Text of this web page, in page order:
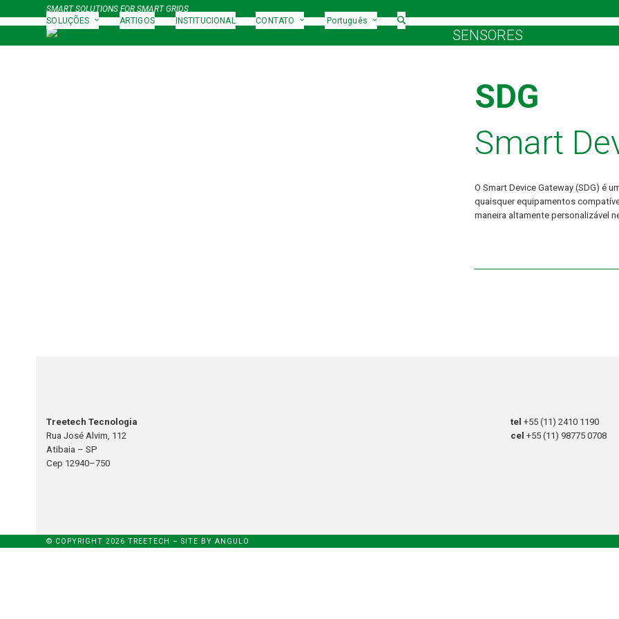
to
SMART SOLUTIONS FOR SMART GRIDS
SOLUÇÕES
ARTIGOS INSTITUCIONAL CONTATO Português
SENSORES
SDG
Smart
O Smart Device Gateway (SDG) é
quaisquer equipamentos
maneira altamente personalizável
Treetech Tecnologia
Rua José Alvim, 112
Atibaia – SP
Cep 12940–750
tel+55 (11) 2410 1190
cel+55 (11) 98775 0708
© COPYRIGHT 2026 TREETECH – SITE BYANGULO